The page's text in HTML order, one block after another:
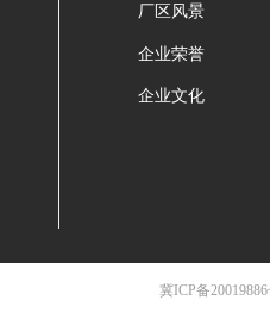
企业文化
企业荣誉
厂区风景
冀ICP备